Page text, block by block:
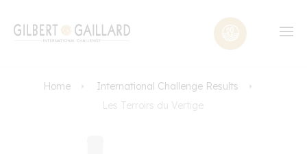
Home
International Challenge Results
Les Terroirs du Vertige